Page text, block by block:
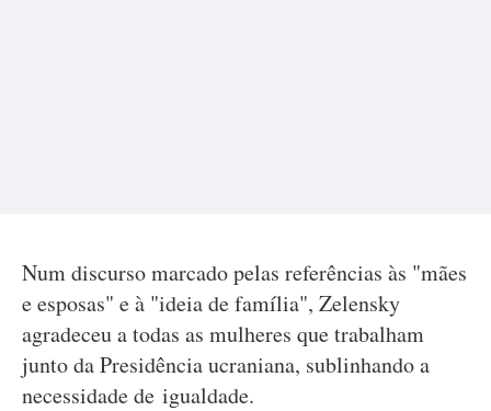
Num discurso marcado pelas referências às "mães
e esposas" e à "ideia de família", Zelensky
agradeceu a todas as mulheres que trabalham
junto da Presidência ucraniana, sublinhando a
necessidade de igualdade.